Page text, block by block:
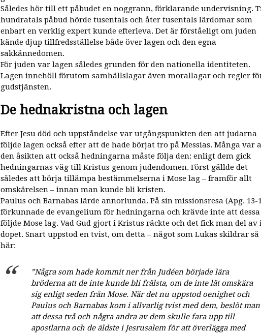
Således hör till ett påbudet en noggrann, förklarande undervisning.
hundratals påbud hörde tusentals och åter tusentals lärdomar som
enbart en verklig expert kunde efterleva. Det är förståeligt om juden
kände djup tillfredsställelse både över lagen och den egna
sakkännedomen.
För juden var lagen således grunden för den nationella identiteten.
Lagen innehöll förutom samhällslagar även morallagar och regler
gudstjänsten.
De hednakristna och lagen
Efter Jesu död och uppståndelse var utgångspunkten den att judarna
följde lagen också efter att de hade börjat tro på Messias. Många var
den åsikten att också hedningarna måste följa den: enligt dem gick
hedningarnas väg till Kristus genom judendomen. Först gällde det
således att börja tillämpa bestämmelserna i Mose lag – framför allt
omskärelsen – innan man kunde bli kristen.
Paulus och Barnabas lärde annorlunda. På sin missionsresa (Apg. 13-
förkunnade de evangelium för hedningarna och krävde inte att dessa
följde Mose lag. Vad Gud gjort i Kristus räckte och det fick man del av
dopet. Snart uppstod en tvist, om detta – något som Lukas skildrar så
här:
”Några som hade kommit ner från Judéen började lära
bröderna att de inte kunde bli frälsta, om de inte lät omskära
sig enligt seden från Mose. När det nu uppstod oenighet och
Paulus och Barnabas kom i allvarlig tvist med dem, beslöt man
att dessa två och några andra av dem skulle fara upp till
apostlarna och de äldste i Jesrusalem för att överlägga med